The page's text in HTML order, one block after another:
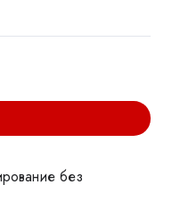
без